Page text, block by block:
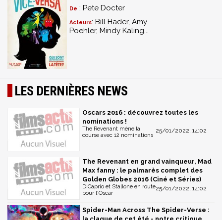
De : Pete Docter
Acteurs: Bill Hader, Amy
Poehler, Mindy Kaling...
LES DERNIÈRES NEWS
Oscars 2016 : découvrez toutes les
nominations !
25/01/2022, 14:02
The Revenant mène la
course avec 12 nominations
The Revenant en grand vainqueur, Mad
Max fanny : le palmarès complet des
Golden Globes 2016 (Ciné et Séries)
25/01/2022, 14:02
DiCaprio et Stallone en route
pour l'Oscar
Spider-Man Across The Spider-Verse :